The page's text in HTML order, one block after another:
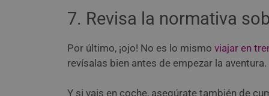
7. Revisa la normativa
Por último, ¡ojo! No es lo mismo viajar en
revísalas bien antes de empezar la aventura.
Y si vais en coche, asegúrate también de